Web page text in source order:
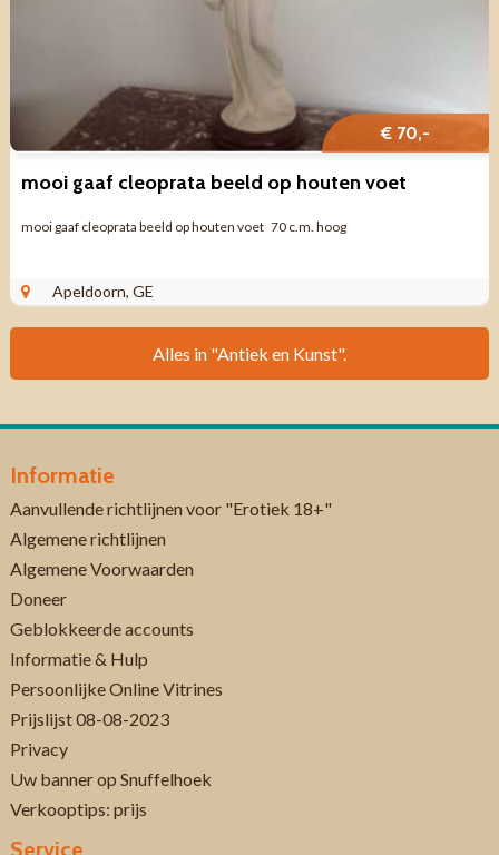
€ 70,-
mooi gaaf cleoprata beeld op houten voet
mooi gaaf cleoprata beeld op houten voet 70 c.m. hoog
Apeldoorn, GE
Alles in "Antiek en Kunst".
Informatie
Aanvullende richtlijnen voor "Erotiek 18+"
Algemene richtlijnen
Algemene Voorwaarden
Doneer
Geblokkeerde accounts
Informatie & Hulp
Persoonlijke Online Vitrines
Prijslijst 08-08-2023
Privacy
Uw banner op Snuffelhoek
Verkooptips: prijs
Service